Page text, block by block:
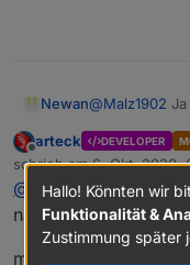
Newan@Malz1902
die
Nur neue
auch nicht am
getestet,
repair ist nicht
Offline
arteck DEVELOPER
schrieb am6. Okt. 2020,
zuletzt editiert von
@ Newan das haben
nach einem neustart
mach mal ein LOG
Hallo! Könnten wir
Funktionalität &
Zustimmung später